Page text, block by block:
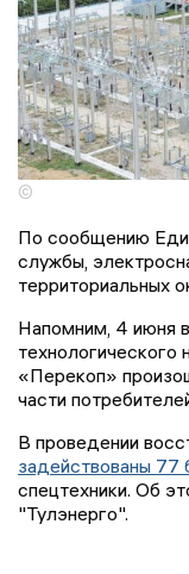
©
По сообщению
службы,
терри­ториальных
Напомним, 4 июня
технологического
«Перекоп»
части
В проведении
задействованы 77
спецтехники. Об
"Тулэнерго".